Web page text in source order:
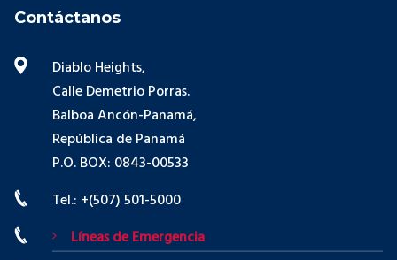
Contáctanos
Diablo Heights,
Calle Demetrio Porras.
Balboa Ancón-Panamá,
República de Panamá
P.O. BOX: 0843-00533
Tel.: +(507) 501-5000
Líneas de Emergencia